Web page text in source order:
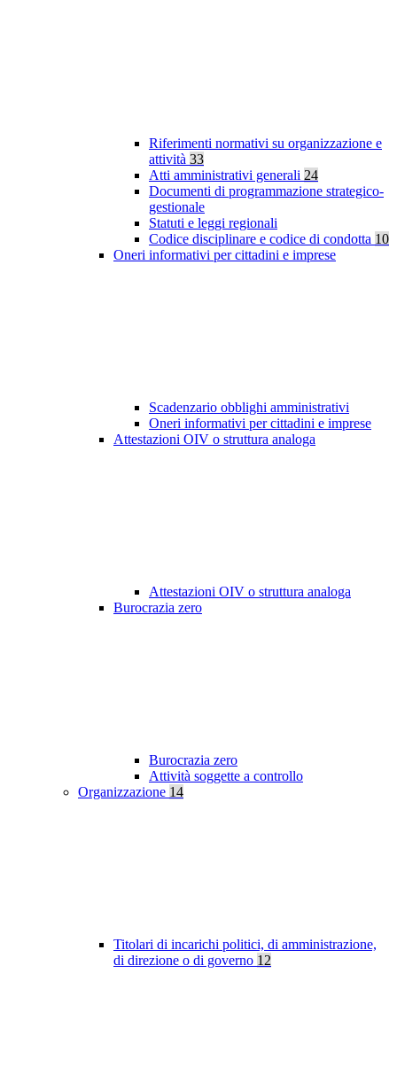
Riferimenti normativi su organizzazione e
attività 33
Atti amministrativi generali 24
Documenti di programmazione strategico-
gestionale
Statuti e leggi regionali
Codice disciplinare e codice di condotta 10
Oneri informativi per cittadini e imprese
Scadenzario obblighi amministrativi
Oneri informativi per cittadini e imprese
Attestazioni OIV o struttura analoga
Attestazioni OIV o struttura analoga
Burocrazia zero
Burocrazia zero
Attività soggette a controllo
Organizzazione 14
Titolari di incarichi politici, di amministrazione,
di direzione o di governo 12